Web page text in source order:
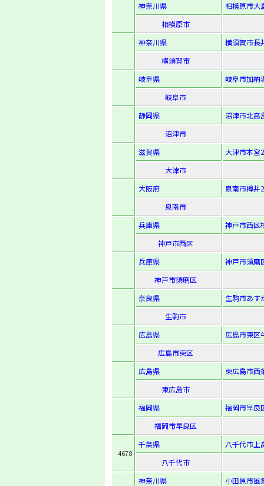
神奈川県
相模原市大
相模原市
神奈川県
横須賀市長
横須賀市
岐阜県
岐阜市加納
岐阜市
静岡県
沼津市北高
沼津市
滋賀県
大津市本宮
大津市
大阪府
泉南市樽井
泉南市
兵庫県
神戸市西区
神戸市西区
兵庫県
神戸市須磨
神戸市須磨区
奈良県
生駒市あす
生駒市
広島県
広島市東区
広島市東区
広島県
東広島市西
東広島市
福岡県
福岡市早良
福岡市早良区
4678
千葉県
八千代市上
八千代市
神奈川県
小田原市風